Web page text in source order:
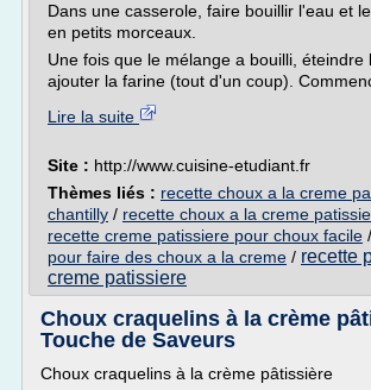
Dans une casserole, faire bouillir l'eau et
en petits morceaux.
Une fois que le mélange a bouilli, éteindre
ajouter la farine (tout d'un coup).
Lire la suite
Site : http://www.cuisine-etudiant.fr
Thèmes liés : recette choux a la creme
chantilly / recette choux a la creme
recette creme patissiere pour choux facile /
pour faire des choux a la creme / recette
creme patissiere
Choux craquelins à la crème
Touche de Saveurs
Choux craquelins à la crème pâtissière